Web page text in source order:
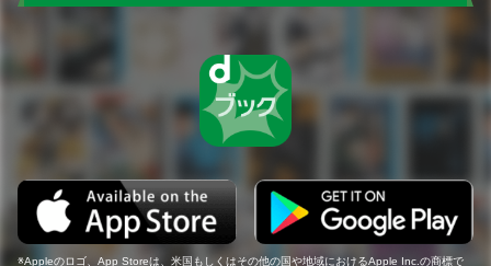
Appleのロゴ、App Storeは、米国もしくはその他の国や地域におけるApple Inc.の商標で